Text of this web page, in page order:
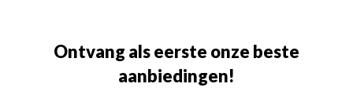
Ontvang als eerste onze beste
aanbiedingen!